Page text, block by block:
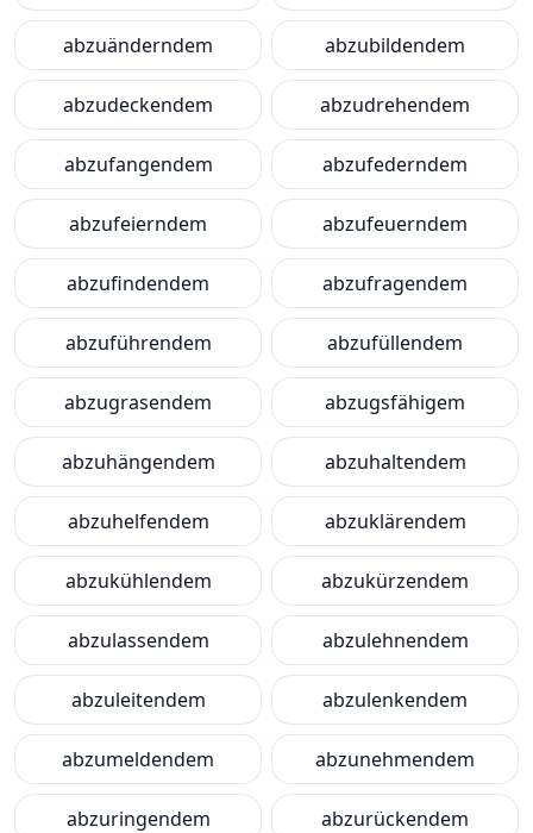
abzuänderndem abzubildendem
abzudeckendem abzudrehendem
abzufangendem abzufederndem
abzufeierndem abzufeuerndem
abzufindendem abzufragendem
abzuführendem abzufüllendem
abzugrasendem abzugsfähigem
abzuhängendem abzuhaltendem
abzuhelfendem abzuklärendem
abzukühlendem abzukürzendem
abzulassendem abzulehnendem
abzuleitendem abzulenkendem
abzumeldendem abzunehmendem
abzuringendem abzurückendem